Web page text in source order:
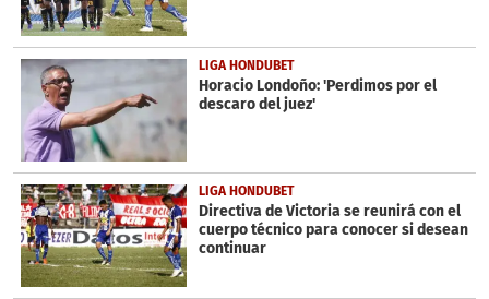
LIGA HONDUBET
Horacio Londoño: 'Perdimos por el
descaro del juez'
LIGA HONDUBET
Directiva de Victoria se reunirá con el
cuerpo técnico para conocer si desean
continuar